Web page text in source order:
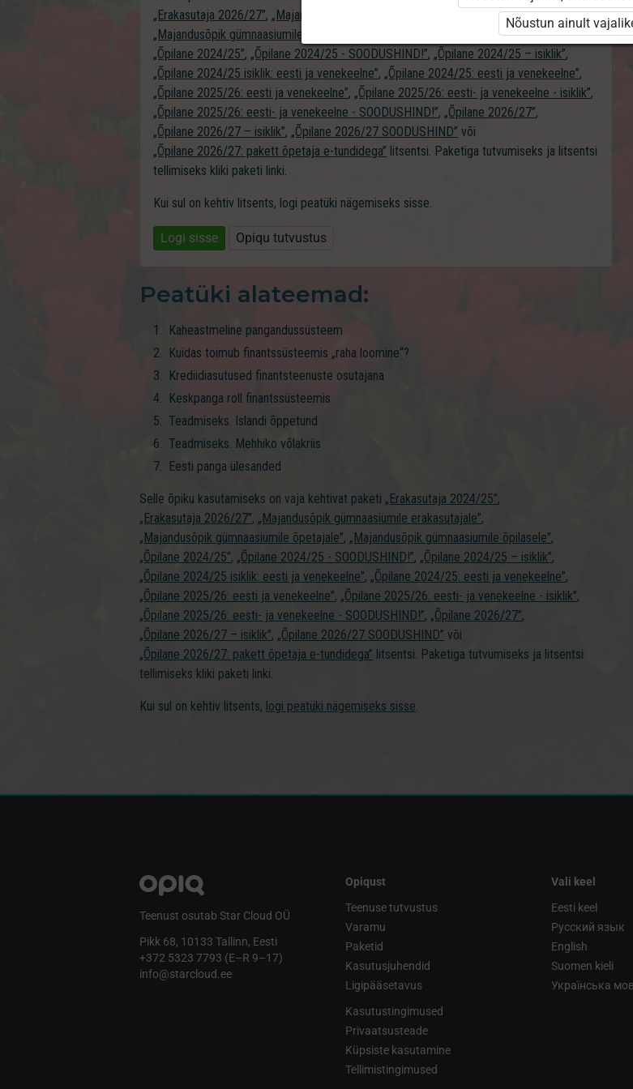
„Erakasutaja 2026/27”, „Majandusõpik gümnaasiumile erakasutajale”
„Majandusõpik gümnaasiumile õpetajale”
„Majandusõpik gümnaasiumile õpilasele”,
„Õpilane 2024/25”, „Õpilane 2024/25 - SOODUSHIND!”, „Õpilane 2024/25 – isiklik”,
„Õpilane 2024/25 isiklik: eesti ja venekeelne”, „Õpilane 2024/25: eesti ja venekeelne”,
„Õpilane 2025/26: eesti ja venekeelne”, „Õpilane 2025/26: eesti- ja venekeelne - isiklik”,
„Õpilane 2025/26: eesti- ja venekeelne - SOODUSHIND!”, „Õpilane 2026/27”,
„Õpilane 2026/27 – isiklik”, „Õpilane 2026/27 SOODUSHIND” või
„Õpilane 2026/27: pakett õpetaja e-tundidega” litsentsi. Paketiga tutvumiseks ja litsentsi
tellimiseks kliki paketi linki.
Kui sul on kehtiv litsents, logi peatüki nägemiseks sisse.
Logi sisse Opiqu tutvustus
Peatüki alateemad:
Kahe­astmeline pangandus­süsteem
Kuidas toimub finantssüsteemis „raha loomine“?
Krediidiasutused finantsteenuste osutajana
Keskpanga roll finantssüsteemis
Teadmiseks. Islandi õppetund
Teadmiseks. Mehhiko võlakriis
Eesti panga ülesanded
Selle õpiku kasutamiseks on vaja kehtivat paketi „Erakasutaja 2024/25”,
„Erakasutaja 2026/27”, „Majandusõpik gümnaasiumile erakasutajale”,
„Majandusõpik gümnaasiumile õpetajale”, „Majandusõpik gümnaasiumile õpilasele”,
„Õpilane 2024/25”, „Õpilane 2024/25 - SOODUSHIND!”, „Õpilane 2024/25 – isiklik”,
„Õpilane 2024/25 isiklik: eesti ja venekeelne”, „Õpilane 2024/25: eesti ja venekeelne”,
„Õpilane 2025/26: eesti ja venekeelne”, „Õpilane 2025/26: eesti- ja venekeelne - isiklik”,
„Õpilane 2025/26: eesti- ja venekeelne - SOODUSHIND!”, „Õpilane 2026/27”,
„Õpilane 2026/27 – isiklik”, „Õpilane 2026/27 SOODUSHIND” või
„Õpilane 2026/27: pakett õpetaja e-tundidega” litsentsi. Paketiga tutvumiseks ja litsentsi
tellimiseks kliki paketi linki.
Kui sul on kehtiv litsents, logi peatüki nägemiseks sisse.
Teenust osutab Star Cloud OÜ
Pikk 68, 10133 Tallinn, Eesti
+372 5323 7793 (E–R 9–17)
info@starcloud.ee
Opiqust
Teenuse tutvustus
Varamu
Paketid
Kasutusjuhendid
Ligipääsetavus
Kasutustingimused
Privaatsusteade
Küpsiste kasutamine
Tellimistingimused
Vali keel
Eesti keel
Русский язык
English
Suomen kieli
Українська
Nõustun ainult